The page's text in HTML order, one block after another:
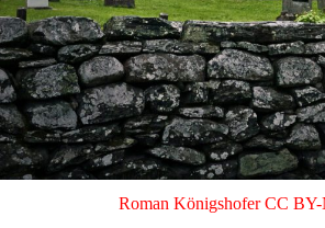
Roman Königshofer CC